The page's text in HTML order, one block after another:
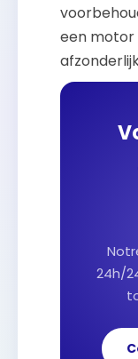
een motor
24h/